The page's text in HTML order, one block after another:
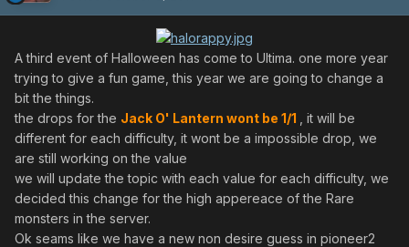
A third event of Halloween has come to Ultima. one more year
trying to give a fun game, this year we are going to change a
bit the things.
the drops for the Jack O' Lantern wont be 1/1
, it will be
different for each difficulty, it wont be a impossible drop, we
are still working on the value
we will update the topic with each value for each difficulty, we
decided this change for the high appereace of the Rare
monsters in the server.
Ok seams like we have a new non desire guess in pioneer2